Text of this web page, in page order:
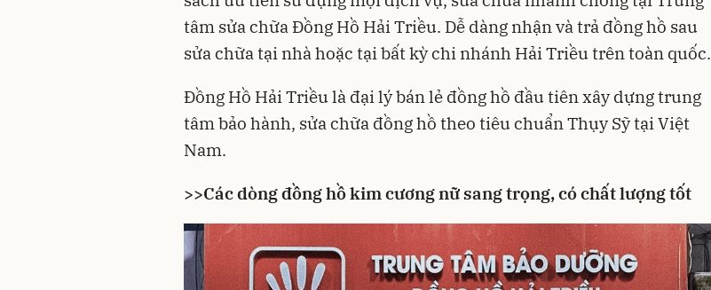
tâm sửa chữa Đồng Hồ Hải Triều. Dễ dàng nhận và trả đồng hồ sau
sửa chữa tại nhà hoặc tại bất kỳ chi nhánh Hải Triều trên toàn quốc.
Đồng Hồ Hải Triều là đại lý bán lẻ đồng hồ đầu tiên xây dựng trung
tâm bảo hành, sửa chữa đồng hồ theo tiêu chuẩn Thụy Sỹ tại Việt
Nam.
>>Các dòng đồng hồ kim cương nữ sang trọng, có chất lượng tốt